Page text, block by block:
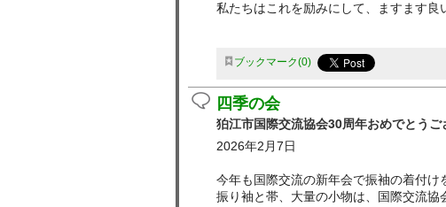
私たちはこれを励みにして、ますます良
ブックマーク 0
四季の会
狛江市国際交流協会30周年おめでとうご
2026年2月7日
今年も国際交流の新年会で振袖の着付け
振り袖と帯、大量の小物は、国際交流協